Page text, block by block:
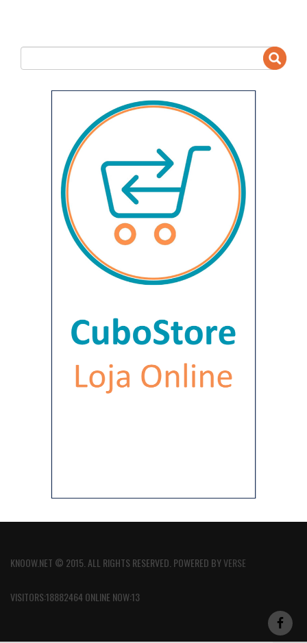
KNOOW.NET © 2015. ALL RIGHTS RESERVED. POWERED BYVERSE
VISITORS:18882464 ONLINE NOW:13